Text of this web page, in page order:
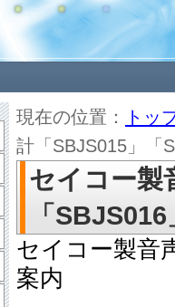
現在の位置：
トッ
計「SBJS015」「
セイコー製
「
セイコー製音
案内